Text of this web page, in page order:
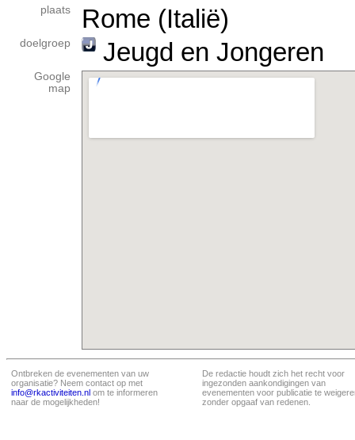
plaats
Rome (Italië)
doelgroep Jeugd en Jongeren
Google
map
Ontbreken de evenementen van uw
organisatie? Neem contact op met
info@rkactiviteiten.nl om te informeren
naar de mogelijkheden!
De redactie houdt zich het recht voor
ingezonden aankondigingen van
evenementen voor publicatie te
zonder opgaaf van redenen.